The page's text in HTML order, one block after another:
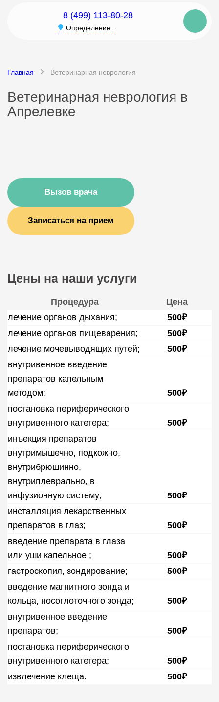
8 (499) 113-80-28
Определение...
Главная Ветеринарная неврология
Ветеринарная неврология в
Апрелевке
Вызов врача
Записаться на прием
Цены на наши услуги
Процедура
Цена
лечение органов дыхания;
500₽
лечение органов пищеварения;
500₽
лечение мочевыводящих путей;
500₽
внутривенное введение
препаратов капельным
методом;
500₽
постановка периферического
внутривенного катетера;
500₽
инъекция препаратов
внутримышечно, подкожно,
внутрибрюшинно,
внутриплеврально, в
инфузионную систему;
500₽
инсталляция лекарственных
препаратов в глаз;
500₽
введение препарата в глаза
или уши капельное ;
500₽
гастроскопия, зондирование;
500₽
введение магнитного зонда и
кольца, носоглоточного зонда;
500₽
внутривенное введение
препаратов;
500₽
постановка периферического
внутривенного катетера;
500₽
извлечение клеща.
500₽